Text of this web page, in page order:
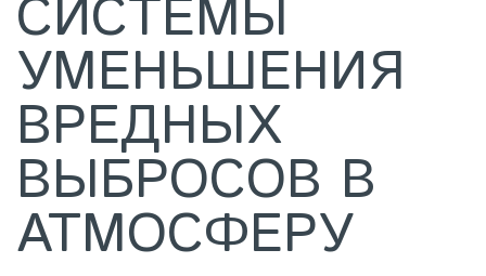
СИСТЕМЫ
УМЕНЬШЕНИЯ
ВРЕДНЫХ
ВЫБРОСОВ В
АТМОСФЕРУ